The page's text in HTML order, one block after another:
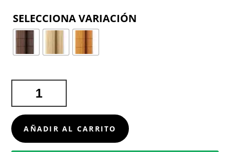
JAKARTA
CANTIDAD
AÑADIR AL CARRITO